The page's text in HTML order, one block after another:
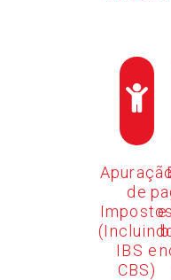
de
IBS e
CBS)
e